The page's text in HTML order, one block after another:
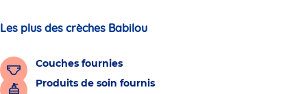
Les plus des crèches Babilou
Couches fournies
Produits de soin fournis